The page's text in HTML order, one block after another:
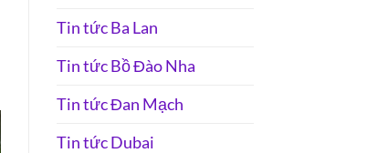
Tin tức Ba Lan
Tin tức Bồ Đào Nha
Tin tức Đan Mạch
Tin tức Dubai